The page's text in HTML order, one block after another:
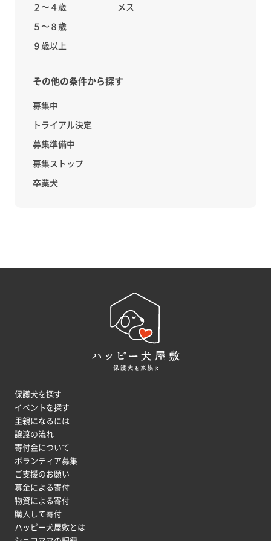
２〜４歳
５〜８歳
９歳以上
メス
その他の条件から探す
募集中
トライアル決定
募集準備中
募集ストップ
卒業犬
保護犬を探す
イベントを探す
里親になるには
譲渡の流れ
寄付金について
ボランティア募集
ご支援のお願い
募金による寄付
物資による寄付
購入して寄付
ハッピー犬屋敷とは